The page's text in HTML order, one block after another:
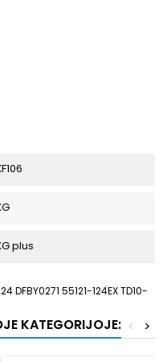
plus
DFBY0271 55121-124EX TD10-
KATEGORIJOJE: >
<